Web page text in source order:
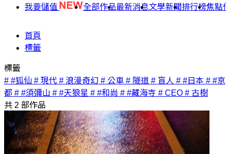
我要儲值 全部作品最新消息文學新聞排行榜焦點
首頁
標籤
標籤
# #狐仙 # 現代 # 浪漫奇幻 # 公車 # 隧道 # 盲人 # #日本 # #京
都 # #須彌山 # #天狼星 # #和尚 # #藏海寺 # CEO # 古樹
共 2 部作品